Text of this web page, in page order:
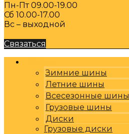
Пн-Пт 09.00-19.00
Сб 10.00-17.00
Вс – выходной
Связаться
Зимние шины
Летние шины
Всесезонные шины
Грузовые шины
Диски
Грузовые диски